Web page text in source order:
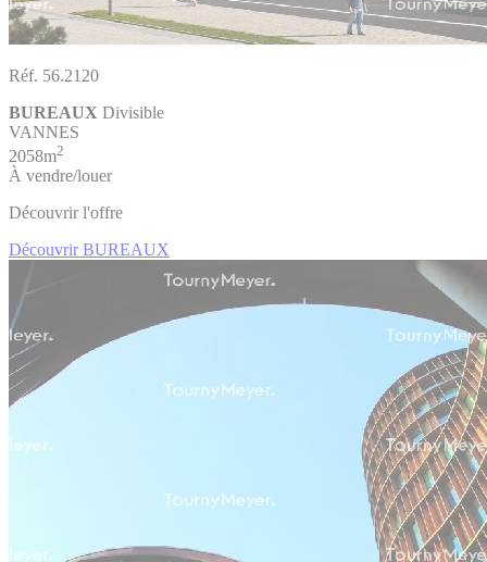
Réf. 56.2120
BUREAUX Divisible
VANNES
2058m2
À vendre/louer
Découvrir l'offre
Découvrir BUREAUX